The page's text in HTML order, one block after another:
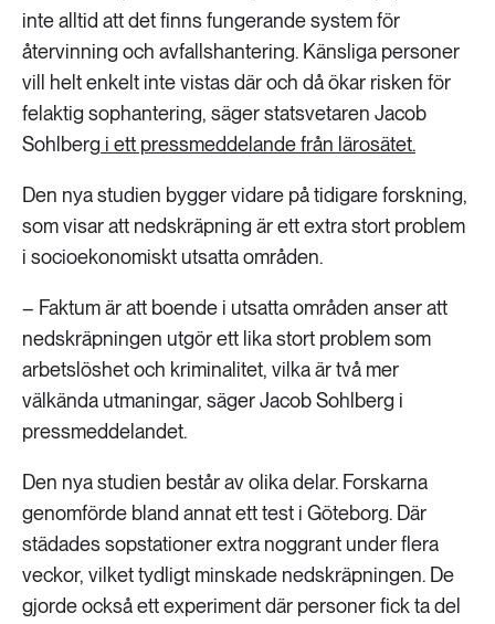
inte alltid att det finns fungerande system för
återvinning och avfallshantering. Känsliga personer
vill helt enkelt inte vistas där och då ökar risken för
felaktig sophantering, säger statsvetaren Jacob
Sohlberg i ett pressmeddelande från lärosätet.
Den nya studien bygger vidare på tidigare forskning,
som visar att nedskräpning är ett extra stort problem
i socioekonomiskt utsatta områden.
– Faktum är att boende i utsatta områden anser att
nedskräpningen utgör ett lika stort problem som
arbetslöshet och kriminalitet, vilka är två mer
välkända utmaningar, säger Jacob Sohlberg i
pressmeddelandet.
Den nya studien består av olika delar. Forskarna
genomförde bland annat ett test i Göteborg. Där
städades sopstationer extra noggrant under flera
veckor, vilket tydligt minskade nedskräpningen. De
gjorde också ett experiment där personer fick ta del